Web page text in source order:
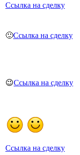
Ссылка на сделку
🙂Ссылка на сделку
😉Ссылка на сделку
Ссылка на сделку